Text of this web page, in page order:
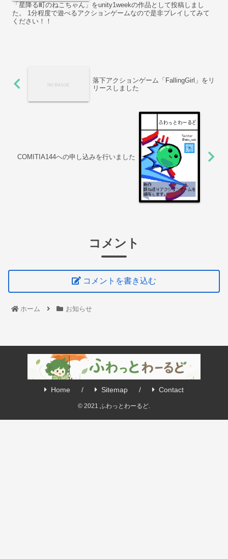
「星降る町のねこちゃん」をunity1weekの作品として投稿しまし
た。 1分程度で遊べるアクションゲームなので是非プレイしてみて
ください！！
落下アクションゲーム「FallingGirl」をリ
リースしました
COMITIA144への申し込みを行いました
コメント
コメントを書き込む
ホーム お知らせ
Home Sitemap Contact
© 2021 ふわっとわーるど.